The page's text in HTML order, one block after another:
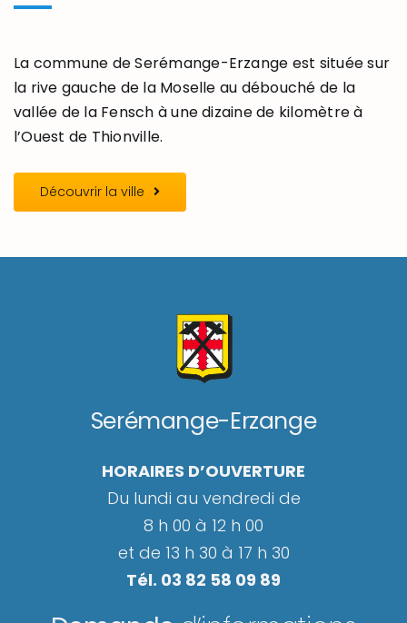
La commune de Serémange-Erzange est située sur
la rive gauche de la Moselle au débouché de la
vallée de la Fensch à une dizaine de kilomètre à
l’Ouest de Thionville.
Découvrir la ville
Serémange-Erzange
HORAIRES D’OUVERTURE
Du lundi au vendredi de
8 h 00 à 12 h 00
et de 13 h 30 à 17 h 30
Tél. 03 82 58 09 89